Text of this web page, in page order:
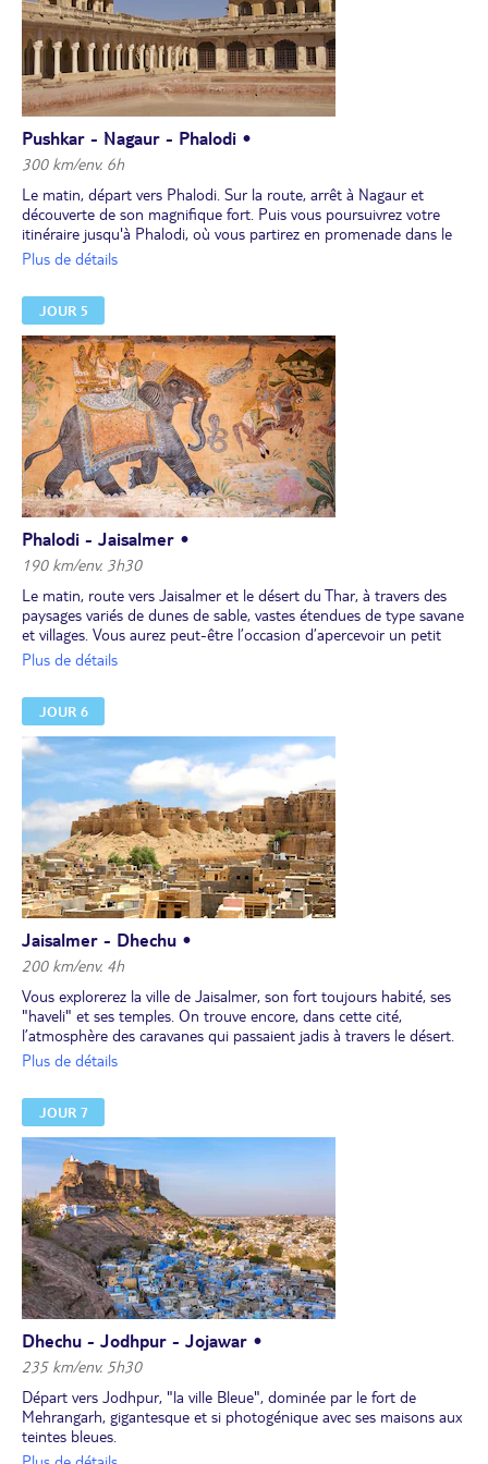
Pushkar - Nagaur - Phalodi •
300 km/env. 6h
Le matin, départ vers Phalodi. Sur la route, arrêt à Nagaur et
découverte de son magnifique fort. Puis vous poursuivrez votre
itinéraire jusqu'à Phalodi, où vous partirez en promenade dans le
marché coloré local, connu pour ses bracelets et ses mojaris
l'ancienne ruelle de Phalodi, bordée de bâtiments anciens à
l'architecture rajput. Visite du temple hindou et jaïn de la ville.
Selon la saison, découverte du sanctuaire aux oiseaux de Khichan,
une réserve ornithologique où les grues se rassemblent d'octobre à
mars.
Déjeuner et dîner inclus.
Nuit à l'hôtel.
Plus de détails
JOUR 5
Phalodi - Jaisalmer •
190 km/env. 3h30
Le matin, route vers Jaisalmer et le désert du Thar, à travers des
paysages variés de dunes de sable, vastes étendues de type savane
et villages. Vous aurez peut-être l’occasion d’apercevoir un petit
troupeau d’antilopes cherchant leur maigre nourriture.
Poursuite de votre itinéraire en direction de Jaisalmer.
Dîner, puis installation et nuit à l’hôtel.
Plus de détails
JOUR 6
Jaisalmer - Dhechu •
200 km/env. 4h
Vous explorerez la ville de Jaisalmer, son fort toujours habité, ses
"haveli" et ses temples. On trouve encore, dans cette cité,
l’atmosphère des caravanes qui passaient jadis à travers le désert.
Ses ruelles animées où se côtoient hommes, vaches et chèvres
maître ("haveli") témoignent de la richesse de l’architecture du
Rajasthan à l’époque moghole.
Déjeuner en cours de visite.
Route vers Dechu.
Installation au resort. Départ pour une balade dans le désert en
4x4 au coucher du soleil et arrêt pour découvrir une maison.
Dîner accompagné de danses traditionnelles. Nuit.
Plus de détails
JOUR 7
Dhechu - Jodhpur - Jojawar •
235 km/env. 5h30
Départ vers Jodhpur, "la ville Bleue", dominée par le fort de
Mehrangarh, gigantesque et si photogénique avec ses maisons aux
teintes bleues.
Déjeuner en cours de route.